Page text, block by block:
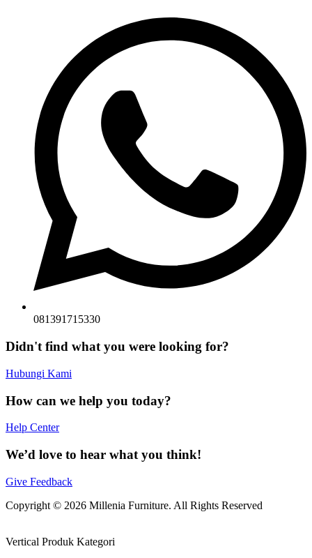
081391715330
Didn't find what you were looking for?
Hubungi Kami
How can we help you today?
Help Center
We’d love to hear what you think!
Give Feedback
Copyright © 2026 Millenia Furniture. All Rights Reserved
Vertical Produk Kategori